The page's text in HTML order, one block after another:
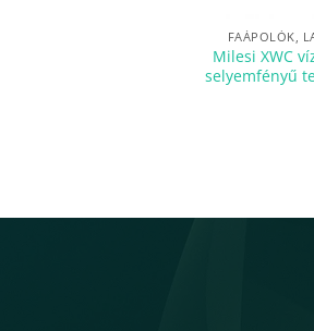
FAÁPOLÓK,
Milesi XWC
selyemfényű